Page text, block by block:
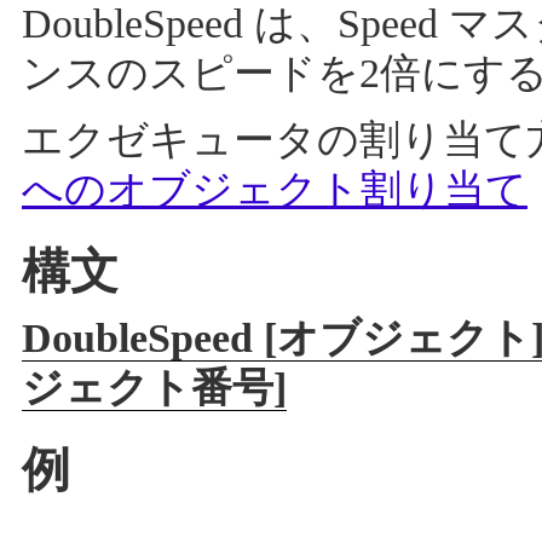
DoubleSpeed は、Speed
ンスのスピードを2倍にす
エクゼキュータの割り当
へのオブジェクト割り当て
構文
DoubleSpeed [オブジェク
ジェクト番号]
例